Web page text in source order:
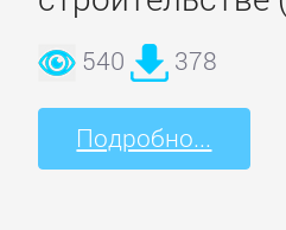
540 378
Подробно...
стихи
Зарубежные
детские
книги